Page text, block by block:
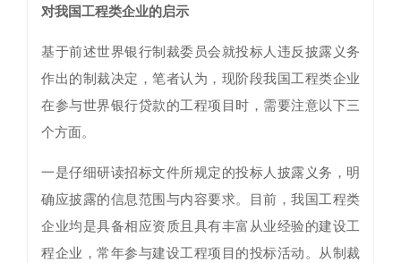
对我国工程类企业的启示
基于前述世界银行制裁委员会就投标人违反披露义务
作出的制裁决定，笔者认为，现阶段我国工程类企业
在参与世界银行贷款的工程项目时，需要注意以下三
个方面。
一是仔细研读招标文件所规定的投标人披露义务，明
确应披露的信息范围与内容要求。目前，我国工程类
企业均是具备相应资质且具有丰富从业经验的建设工
程企业，常年参与建设工程项目的投标活动。从制裁